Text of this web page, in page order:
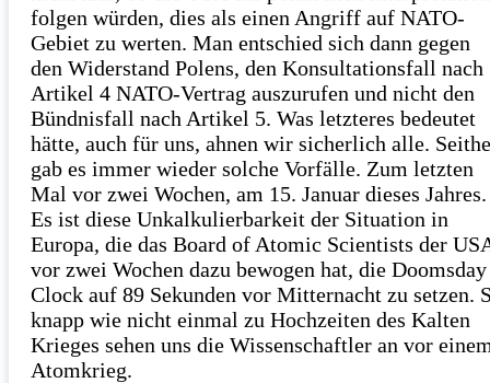
folgen würden, dies als einen Angriff auf NATO-
Gebiet zu werten. Man entschied sich dann gegen
den Widerstand Polens, den Konsultationsfall nach
Artikel 4 NATO-Vertrag auszurufen und nicht den
Bündnisfall nach Artikel 5. Was letzteres bedeutet
hätte, auch für uns, ahnen wir sicherlich alle.
gab es immer wieder solche Vorfälle. Zum letzten
Mal vor zwei Wochen, am 15. Januar dieses Jahres.
Es ist diese Unkalkulierbarkeit der Situation in
Europa, die das Board of Atomic Scientists der
vor zwei Wochen dazu bewogen hat, die Doomsday
Clock auf 89 Sekunden vor Mitternacht zu setzen.
knapp wie nicht einmal zu Hochzeiten des Kalten
Krieges sehen uns die Wissenschaftler an vor
Atomkrieg.